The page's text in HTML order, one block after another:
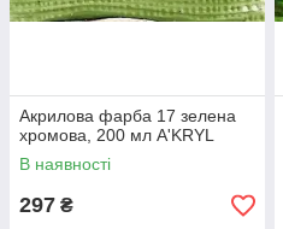
Акрилова фарба 17 зелена
хромова, 200 мл A'KRYL
В наявності
297 ₴